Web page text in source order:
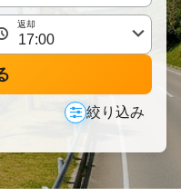
返却
絞り込み